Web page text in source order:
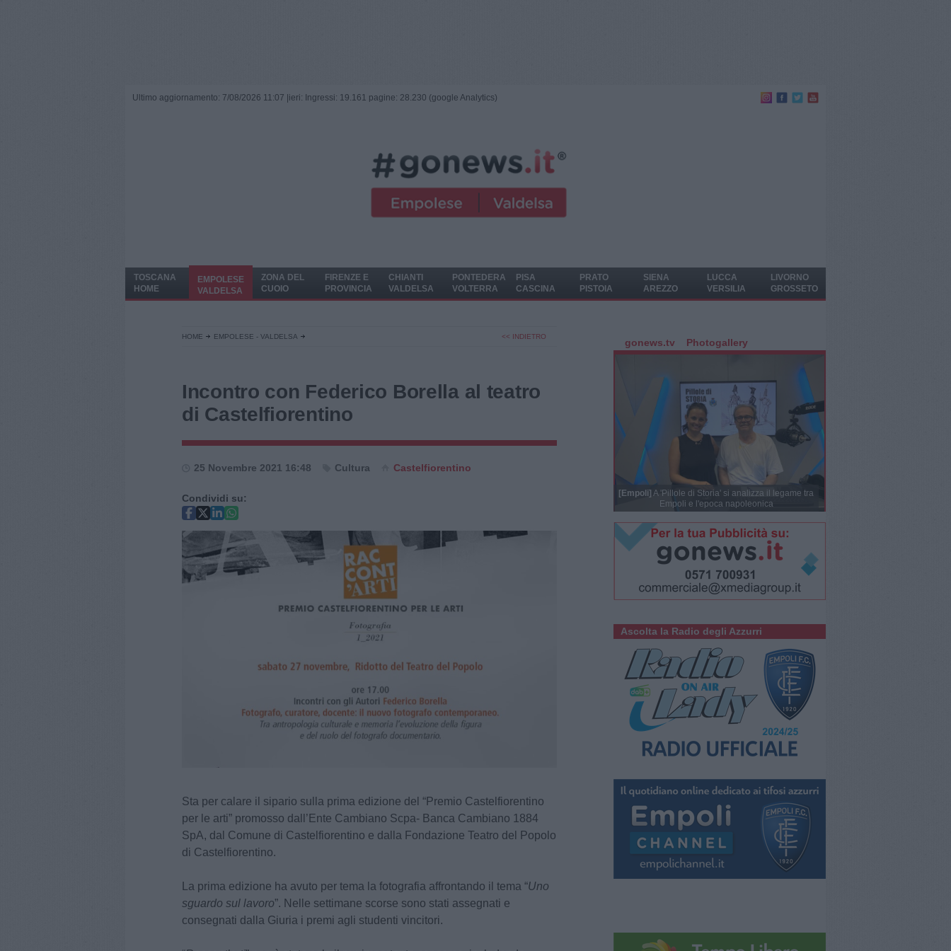
Ultimo aggiornamento: 7/08/2026 11:07 | ieri: Ingressi: 19.161 pagine: 28.230 (google Analytics)
TOSCANA
HOME
EMPOLESE
VALDELSA
ZONA DEL
CUOIO
FIRENZE E
PROVINCIA
CHIANTI
VALDELSA
PONTEDERA
VOLTERRA
PISA
CASCINA
PRATO
PISTOIA
SIENA
AREZZO
LUCCA
VERSILIA
LIVORNO
GROSSETO
HOME EMPOLESE - VALDELSA << INDIETRO
Incontro con Federico Borella al teatro
di Castelfiorentino
25 Novembre 2021 16:48 Cultura Castelfiorentino
Condividi su:
Sta per calare il sipario sulla prima edizione del “Premio Castelfiorentino
per le arti” promosso dall’Ente Cambiano Scpa- Banca Cambiano 1884
SpA, dal Comune di Castelfiorentino e dalla Fondazione Teatro del Popolo
di Castelfiorentino.
La prima edizione ha avuto per tema la fotografia affrontando il tema “Uno
sguardo sul lavoro”. Nelle settimane scorse sono stati assegnati e
consegnati dalla Giuria i premi agli studenti vincitori.
gonews.tv Photogallery
[Empoli] A 'Pillole di Storia' si analizza il legame tra
Empoli e l'epoca napoleonica
Ascolta la Radio degli Azzurri